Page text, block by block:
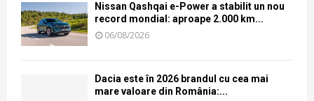
Nissan Qashqai e-Power a stabilit un nou
record mondial: aproape 2.000 km...
06/08/2026
Dacia este în 2026 brandul cu cea mai
mare valoare din România:...